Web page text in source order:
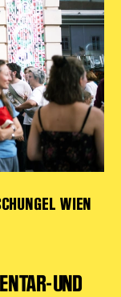
WIEN
UND